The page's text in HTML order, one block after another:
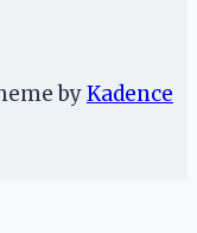
byKadence